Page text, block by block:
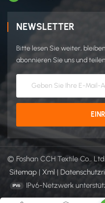
NEWSLETTER
Bitte lesen Sie weiter,
abonnieren Sie uns und
© Foshan CCH Textile Co.,
Sitemap | Xml |
IPv6-Netzwerk